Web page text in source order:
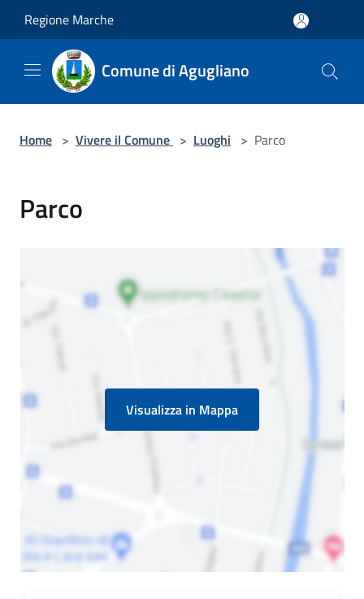
Regione Marche
Comune di Agugliano
Home > Vivere il Comune > Luoghi > Parco
Parco
Visualizza in Mappa